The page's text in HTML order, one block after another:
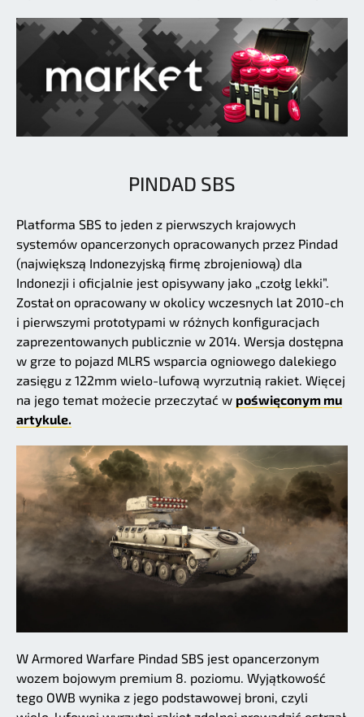
PINDAD SBS
Platforma SBS to jeden z pierwszych krajowych
systemów opancerzonych opracowanych przez Pindad
(największą Indonezyjską firmę zbrojeniową) dla
Indonezji i oficjalnie jest opisywany jako „czołg lekki”.
Został on opracowany w okolicy wczesnych lat 2010-ch
i pierwszymi prototypami w różnych konfiguracjach
zaprezentowanych publicznie w 2014. Wersja dostępna
w grze to pojazd MLRS wsparcia ogniowego dalekiego
zasięgu z 122mm wielo-lufową wyrzutnią rakiet. Więcej
na jego temat możecie przeczytać w poświęconym mu
artykule.
W Armored Warfare Pindad SBS jest opancerzonym
wozem bojowym premium 8. poziomu. Wyjątkowość
tego OWB wynika z jego podstawowej broni, czyli